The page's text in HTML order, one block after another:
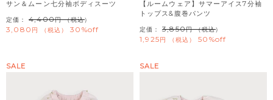
サン＆ムーン七分袖ボディスーツ
定価： 4,400 （税込）
3,080 税込 30%off
【ルームウェア】サマーアイス7分袖
トップス&腹巻パンツ
定価： 3,850 （税込）
1,925 税込 50%off
SALE SALE